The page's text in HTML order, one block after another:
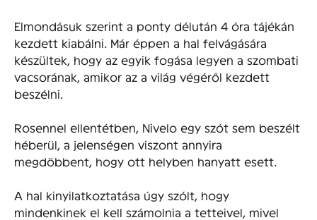
Elmondásuk szerint a ponty délután 4 óra tájékán
kezdett kiabálni. Már éppen a hal felvágására
készültek, hogy az egyik fogása legyen a szombati
vacsorának, amikor az a világ végéről kezdett
beszélni.
Rosennel ellentétben, Nivelo egy szót sem beszélt
héberül, a jelenségen viszont annyira
megdöbbent, hogy ott helyben hanyatt esett.
A hal kinyilatkoztatása úgy szólt, hogy
mindenkinek el kell számolnia a tetteivel, mivel